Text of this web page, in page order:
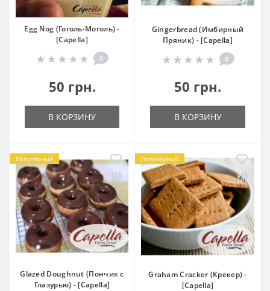
Egg Nog (Гоголь-Моголь) -
[Capella]
0
50 грн.
В КОРЗИНУ
Gingerbread (Имбирный
Пряник) - [Capella]
0
50 грн.
В КОРЗИНУ
Популярный
Glazed Doughnut (Пончик с
Глазурью) - [Capella]
Популярный
Graham Cracker (Крекер) -
[Capella]